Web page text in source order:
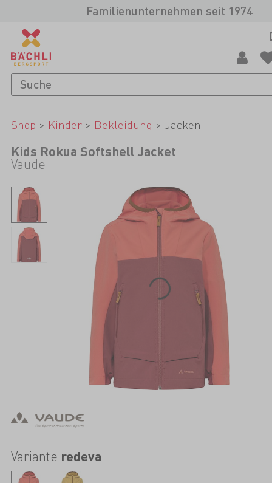
Familienunternehmen seit 1974
Shop > Kinder> Bekleidung > Jacken
Kids Rokua Softshell Jacket
Vaude
Variante redeva